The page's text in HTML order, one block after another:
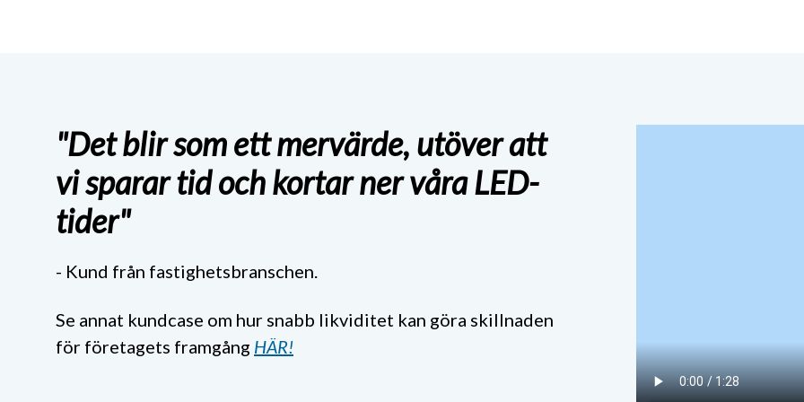
"Det blir som ett mervärde, utöver att
vi sparar tid och kortar ner våra LED-
tider"
- Kund från fastighetsbranschen.
Se annat kundcase om hur snabb likviditet kan göra skillnaden
för företagets framgång HÄR!